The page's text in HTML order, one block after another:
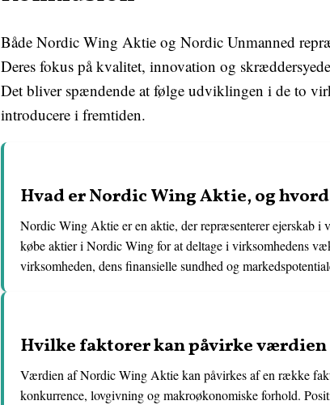
Både Nordic Wing Aktie og Nordic Unmanned
Deres fokus på kvalitet, innovation og
Det bliver spændende at følge udviklingen i de to
introducere i fremtiden.
Hvad er Nordic Wing Aktie, og
Nordic Wing Aktie er en aktie, der repræsenterer ejerskab i
købe aktier i Nordic Wing for at deltage i virksomhedens
virksomheden, dens finansielle sundhed og
Hvilke faktorer kan påvirke
Værdien af Nordic Wing Aktie kan påvirkes af en række
konkurrence, lovgivning og makroøkonomiske forhold.